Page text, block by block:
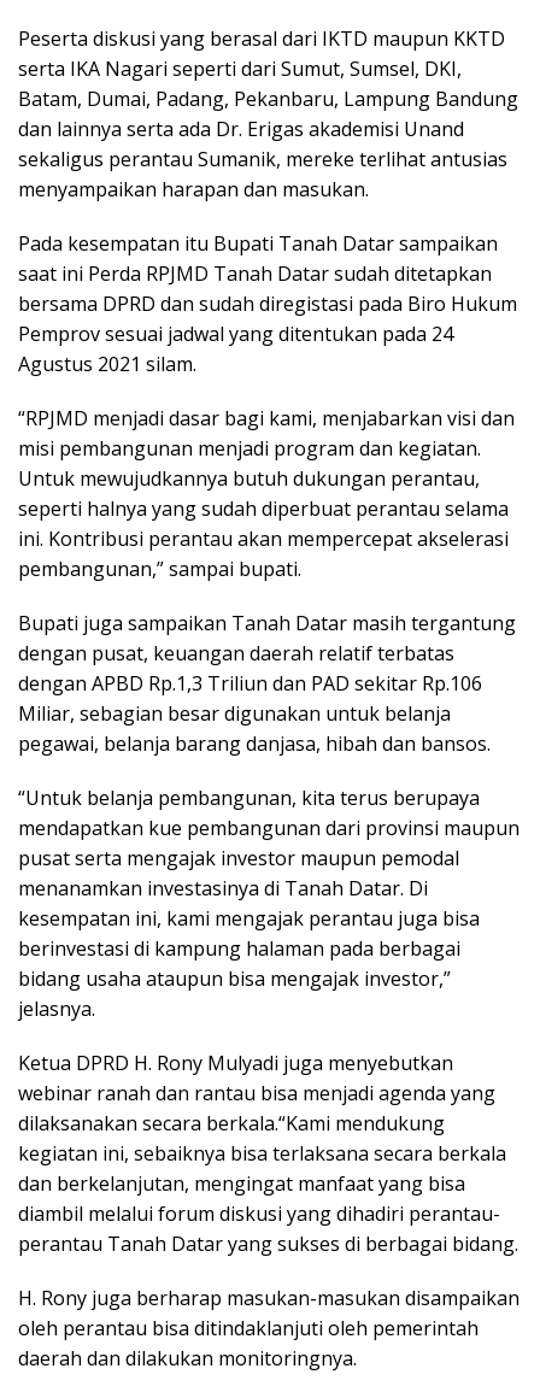
Peserta diskusi yang berasal dari IKTD maupun KKTD
serta IKA Nagari seperti dari Sumut, Sumsel, DKI,
Batam, Dumai, Padang, Pekanbaru, Lampung Bandung
dan lainnya serta ada Dr. Erigas akademisi Unand
sekaligus perantau Sumanik, mereke terlihat antusias
menyampaikan harapan dan masukan.
Pada kesempatan itu Bupati Tanah Datar sampaikan
saat ini Perda RPJMD Tanah Datar sudah ditetapkan
bersama DPRD dan sudah diregistasi pada Biro Hukum
Pemprov sesuai jadwal yang ditentukan pada 24
Agustus 2021 silam.
“RPJMD menjadi dasar bagi kami, menjabarkan visi dan
misi pembangunan menjadi program dan kegiatan.
Untuk mewujudkannya butuh dukungan perantau,
seperti halnya yang sudah diperbuat perantau selama
ini. Kontribusi perantau akan mempercepat akselerasi
pembangunan,” sampai bupati.
Bupati juga sampaikan Tanah Datar masih tergantung
dengan pusat, keuangan daerah relatif terbatas
dengan APBD Rp.1,3 Triliun dan PAD sekitar Rp.106
Miliar, sebagian besar digunakan untuk belanja
pegawai, belanja barang danjasa, hibah dan bansos.
“Untuk belanja pembangunan, kita terus berupaya
mendapatkan kue pembangunan dari provinsi maupun
pusat serta mengajak investor maupun pemodal
menanamkan investasinya di Tanah Datar. Di
kesempatan ini, kami mengajak perantau juga bisa
berinvestasi di kampung halaman pada berbagai
bidang usaha ataupun bisa mengajak investor,”
jelasnya.
Ketua DPRD H. Rony Mulyadi juga menyebutkan
webinar ranah dan rantau bisa menjadi agenda yang
dilaksanakan secara berkala.“Kami mendukung
kegiatan ini, sebaiknya bisa terlaksana secara berkala
dan berkelanjutan, mengingat manfaat yang bisa
diambil melalui forum diskusi yang dihadiri perantau-
perantau Tanah Datar yang sukses di berbagai bidang.
H. Rony juga berharap masukan-masukan disampaikan
oleh perantau bisa ditindaklanjuti oleh pemerintah
daerah dan dilakukan monitoringnya.